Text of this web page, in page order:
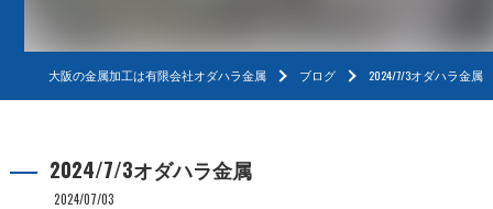
大阪の金属加工は有限会社オダハラ金属 ブログ 2024/7/3オダハラ金属
2024/7/3オダハラ金属
2024/07/03